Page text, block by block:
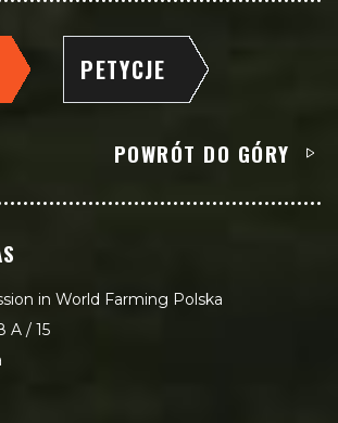
PETYCJE
POWRÓT DO GÓRY
in World Farming Polska
A / 15